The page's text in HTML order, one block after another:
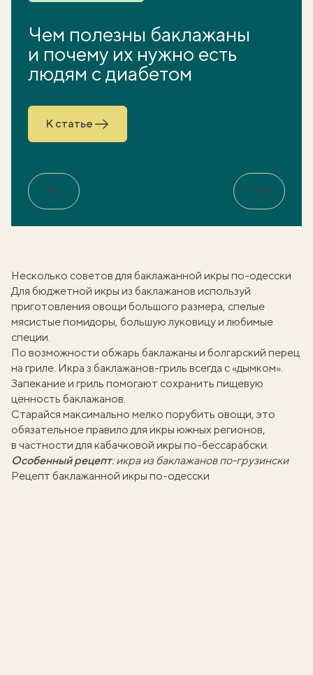
Чем полезны баклажаны
и почему их нужно есть
людям с диабетом
К статье
Обратно Вперед
Несколько советов для баклажанной икры по-одесски
Для бюджетной икры из баклажанов используй
приготовления овощи большого размера, спелые
мясистые помидоры, большую луковицу и любимые
специи.
По возможности обжарь баклажаны и болгарский перец
на гриле. Икра з баклажанов-гриль всегда с «дымком».
Запекание и гриль помогают сохранить пищевую
ценность баклажанов.
Старайся максимально мелко порубить овощи, это
обязательное правило для икры южных регионов,
в частности для кабачковой икры по-бессарабски.
Особенный рецепт:икра из баклажанов по-грузински
Рецепт баклажанной икры по-одесски